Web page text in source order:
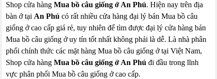
Shop cửa hàngMua bồ câu giống ở An Phú. Hiện nay trên địa
bàn ở tại An Phú có rất nhiều cửa hàng đại lý bán Mua bồ câu
giống ở cao cấp giá rẻ, tuy nhiên để tìm được đại lý cửa hàng bán
Mua bồ câu giống ở uy tín tốt nhất không phải là dễ. Là nhà phân
phối chính thức các mặt hàng Mua bồ câu giống ở tại Việt Nam,
Shop cửa hàngMua bồ câu giống ở An Phú đi đầu trong lĩnh
vực phân phối Mua bồ câu giống ở cao cấp.